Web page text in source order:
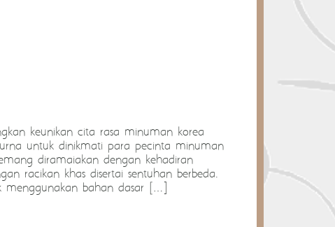
keunikan cita rasa minuman korea
untuk dinikmati para pecinta minuman
diramaiakan dengan kehadiran
racikan khas disertai sentuhan berbeda.
menggunakan bahan dasar […]